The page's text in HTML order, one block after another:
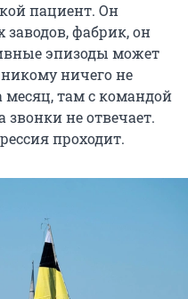
пациент. Он
заводов, фабрик, он
эпизоды может
ничего не
месяц, там с командой
звонки не отвечает.
проходит.